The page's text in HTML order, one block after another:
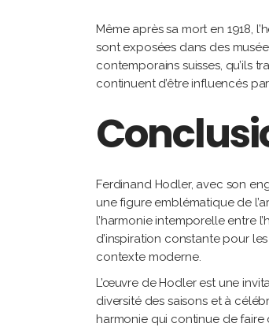
Même après sa mort en 1918,
sont exposées dans des
contemporains suisses, qu’ils
continuent d’être influencés
Ferdinand Hodler, avec son
une figure emblématique de
l’harmonie intemporelle entre
d’inspiration constante pour
contexte moderne.
L’œuvre de Hodler est une
diversité des saisons et à
harmonie qui continue de faire